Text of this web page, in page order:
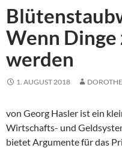
Wenn Dinge
werden
1. AUGUST 2018
von Georg Hasler ist ein
Wirtschafts- und
bietet Argumente für das